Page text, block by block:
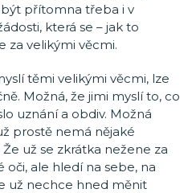
přítomna třeba i v
která se – jak to
za velikými věcmi.
těmi velikými věcmi, lze
Možná, že jimi myslí to, co
uznání a obdiv. Možná
prostě nemá nějaké
už se zkrátka nežene za
oči, ale hledí na sebe, na
už nechce hned měnit